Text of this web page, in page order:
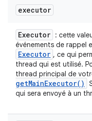
executor
Executor : cette
événements de rappel
Executor , ce qui
thread qui est utilisé.
thread principal de
getMainExecutor( )
qui sera envoyé à un